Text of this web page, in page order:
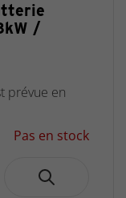
/
prévue en
Pas en stock